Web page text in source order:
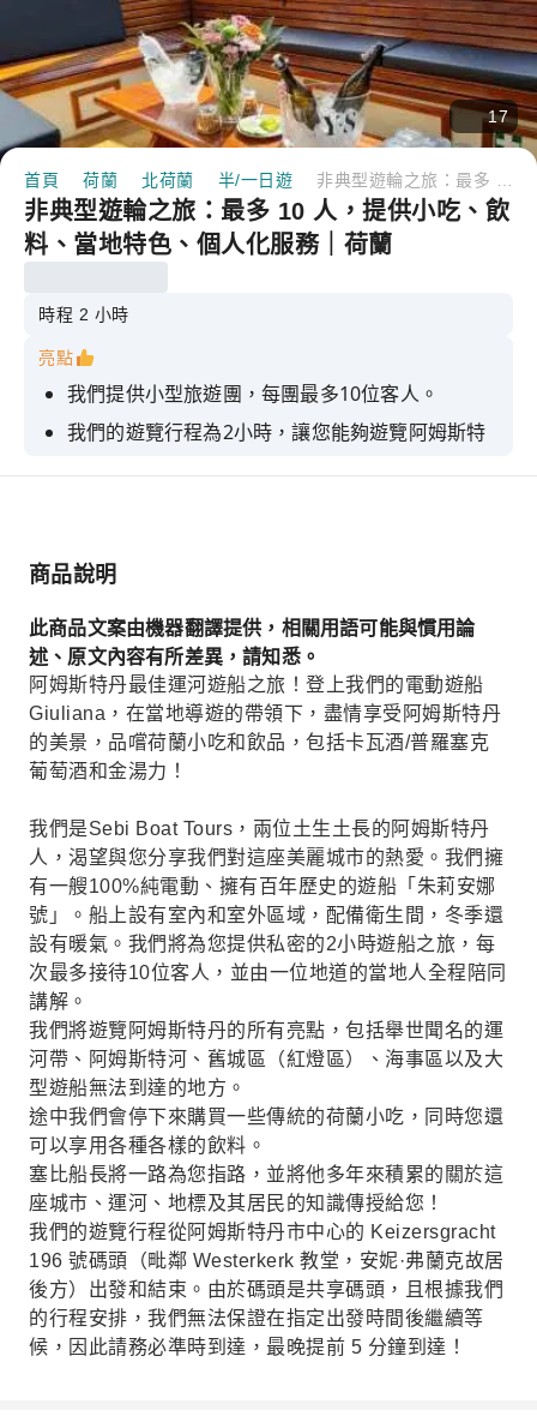
17
首頁 荷蘭 北荷蘭 半/一日遊
非典型遊輪之旅：最多 10 人，提供小吃、飲
料、當地特色、個人化服務｜荷蘭
時程 2 小時
亮點
我們提供小型旅遊團，每團最多10位客人。
我們的遊覽行程為2小時，讓您能夠遊覽阿姆斯特
我們這艘獨一無二的百年老船既有室內空間，也有
商品說明
此商品文案由機器翻譯提供，相關用語可能與慣用論
述、原文內容有所差異，請知悉。
阿姆斯特丹最佳運河遊船之旅！登上我們的電動遊船
Giuliana，在當地導遊的帶領下，盡情享受阿姆斯特丹
的美景，品嚐荷蘭小吃和飲品，包括卡瓦酒/普羅塞克
葡萄酒和金湯力！
我們是Sebi Boat Tours，兩位土生土長的阿姆斯特丹
人，渴望與您分享我們對這座美麗城市的熱愛。我們擁
有一艘100%純電動、擁有百年歷史的遊船「朱莉安娜
號」。船上設有室內和室外區域，配備衛生間，冬季還
設有暖氣。我們將為您提供私密的2小時遊船之旅，每
次最多接待10位客人，並由一位地道的當地人全程陪同
講解。
我們將遊覽阿姆斯特丹的所有亮點，包括舉世聞名的運
河帶、阿姆斯特河、舊城區（紅燈區）、海事區以及大
型遊船無法到達的地方。
途中我們會停下來購買一些傳統的荷蘭小吃，同時您還
可以享用各種各樣的飲料。
塞比船長將一路為您指路，並將他多年來積累的關於這
座城市、運河、地標及其居民的知識傳授給您！
我們的遊覽行程從阿姆斯特丹市中心的 Keizersgracht
196 號碼頭（毗鄰 Westerkerk 教堂，安妮·弗蘭克故居
後方）出發和結束。由於碼頭是共享碼頭，且根據我們
的行程安排，我們無法保證在指定出發時間後繼續等
候，因此請務必準時到達，最晚提前 5 分鐘到達！